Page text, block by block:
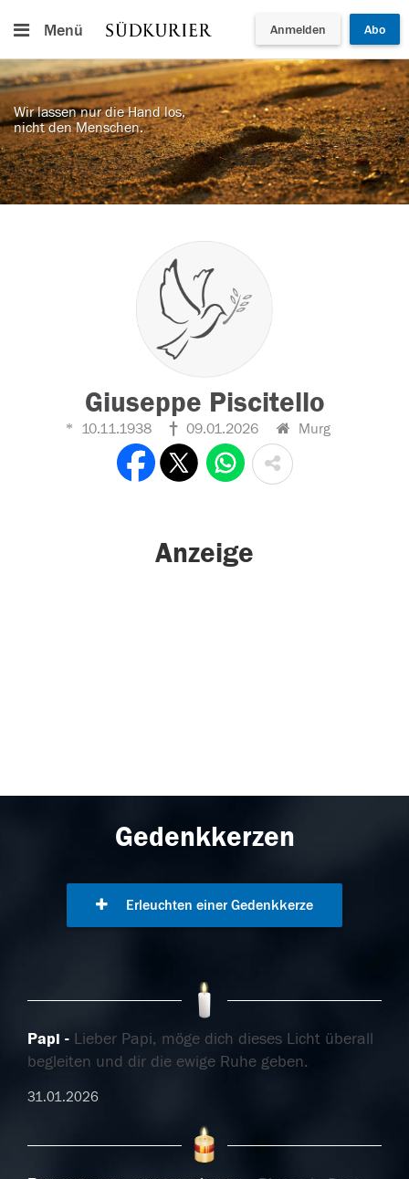
Menü Anmelden Abo
Wir lassen nur die Hand los,
nicht den Menschen.
Giuseppe Piscitello
10.11.1938 09.01.2026 Murg
Anzeige
Gedenkkerzen
Erleuchten einer Gedenkkerze
Papi
Lieber Papi, möge dich dieses Licht überall
begleiten und dir die ewige Ruhe geben.
31.01.2026